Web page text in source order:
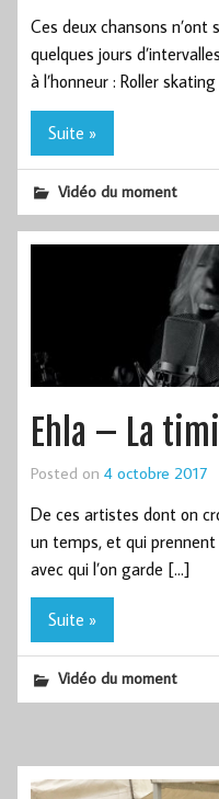
Ces deux chansons
quelques jours
à l’honneur : Roller
Suite »
Vidéo du moment
Ehla – La
Posted on 4 octobre 2017
De ces artistes dont on
un temps, et qui
avec qui l’on garde […]
Suite »
Vidéo du moment